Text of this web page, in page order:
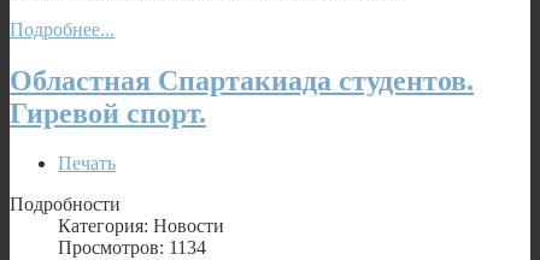
Подробнее...
Областная Спартакиада студентов.
Гиревой спорт.
Печать
Подробности
Категория: Новости
Просмотров: 1134